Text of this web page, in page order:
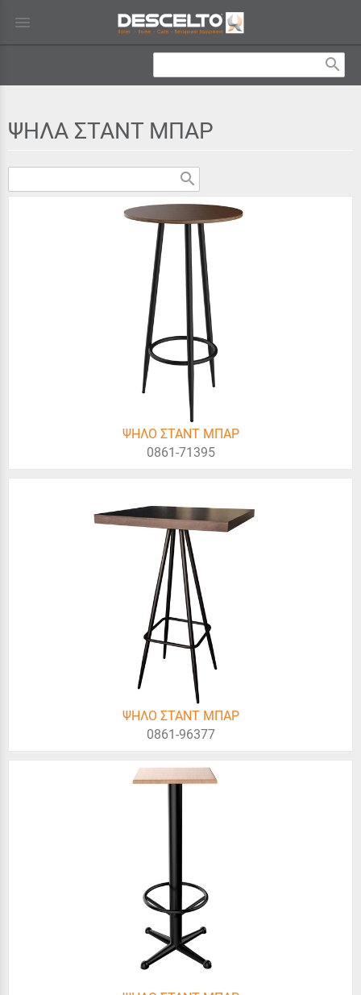
menu
search
ΨΗΛΑ ΣΤΑΝΤ ΜΠΑΡ
search
ΨΗΛΟ ΣΤΑΝΤ ΜΠΑΡ
0861-71395
ΨΗΛΟ ΣΤΑΝΤ ΜΠΑΡ
0861-96377